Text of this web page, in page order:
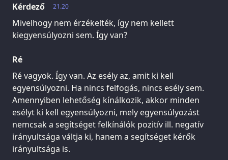
21.20
Kérdező
Mivelhogy nem érzékelték, így nem kellett
kiegyensúlyozni sem. Így van?
Ré
Ré vagyok. Így van. Az esély az, amit ki kell
egyensúlyozni. Ha nincs felfogás, nincs esély sem.
Amennyiben lehetőség kínálkozik, akkor minden
esélyt ki kell egyensúlyozni, mely egyensúlyozást
nemcsak a segítséget felkínálók pozitív ill. negatív
irányultsága váltja ki, hanem a segítséget kérők
irányultsága is.